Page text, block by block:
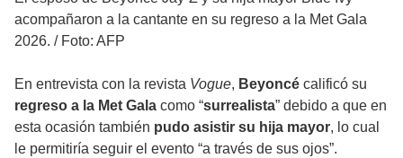
acompañaron a la cantante en su regreso a la Met Gala
2026. / Foto: AFP
En entrevista con la revista Vogue, Beyoncé calificó su
regreso a la Met Gala como “surrealista” debido a que en
esta ocasión también pudo asistir su hija mayor, lo cual
le permitiría seguir el evento “a través de sus ojos”.